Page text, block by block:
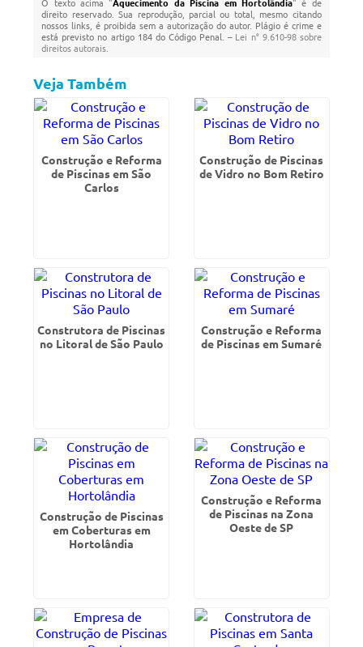
direito reservado. Sua reprodução, parcial ou total, mesmo citando
nossos links, é proibida sem a autorização do autor. Plágio é crime e
está previsto no artigo 184 do Código Penal. – Lei n° 9.610-98 sobre
direitos autorais
Veja Também
Construção e Reforma
de Piscinas em São
Carlos
Construção de Piscinas
de Vidro no Bom Retiro
Construtora de Piscinas
no Litoral de São Paulo
Construção e Reforma
de Piscinas em Sumaré
Construção de Piscinas
em Coberturas em
Hortolândia
Construção e Reforma
de Piscinas na Zona
Oeste de SP